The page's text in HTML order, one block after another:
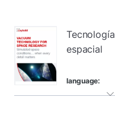
espacial
language: